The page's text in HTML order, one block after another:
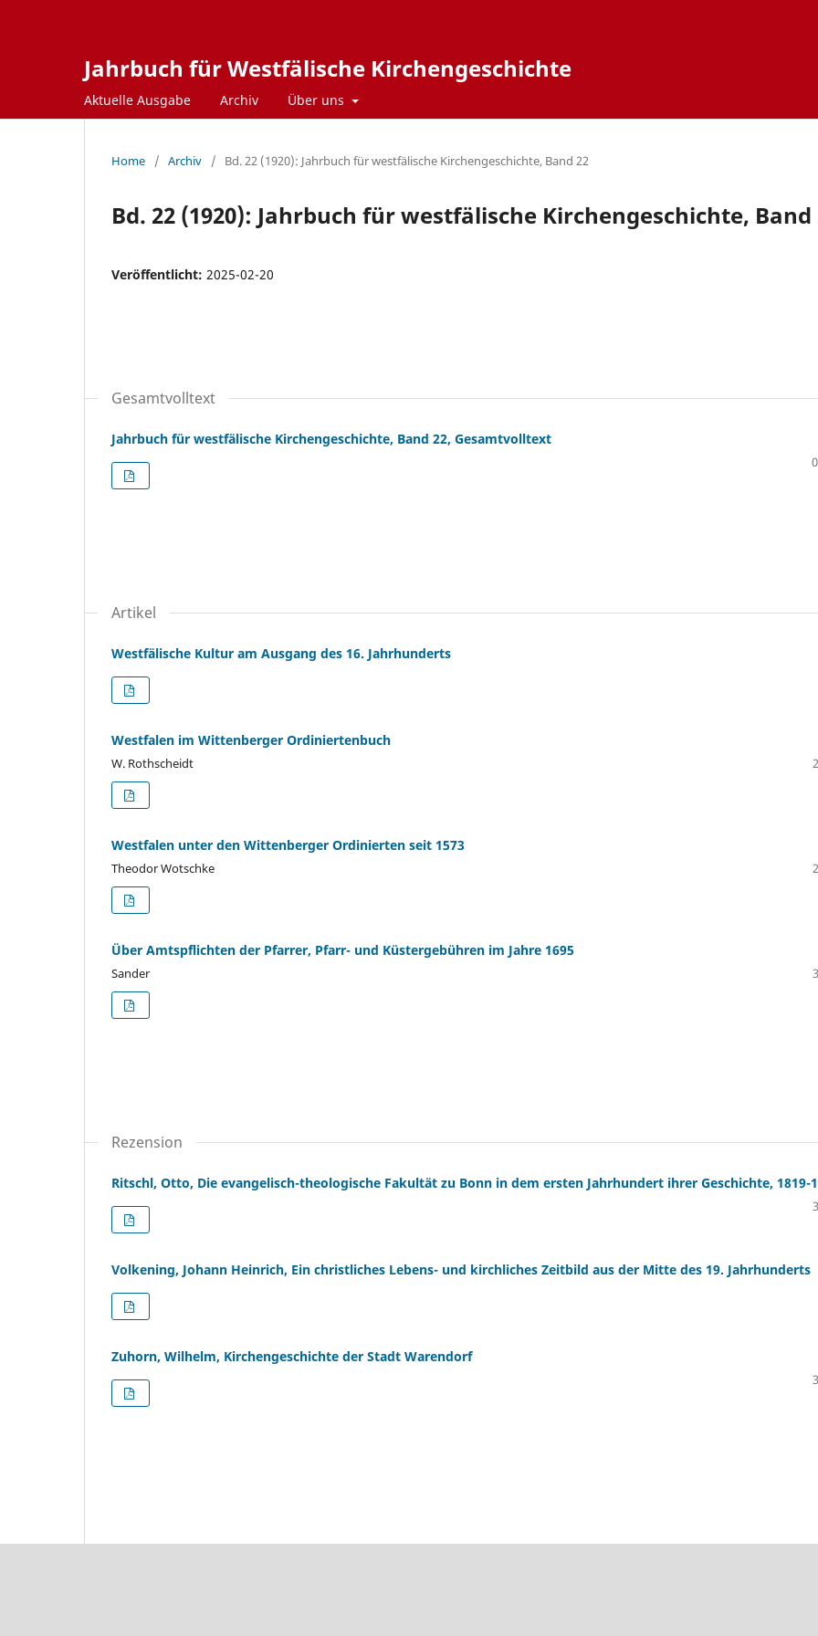
Jahrbuch für Westfälische Kirchengeschichte
Aktuelle Ausgabe Archiv Über uns
Home / Archiv / Bd. 22 (1920): Jahrbuch für westfälische Kirchengeschichte, Band 22
Bd. 22 (1920): Jahrbuch für westfälische Kirchengeschichte, Band
Veröffentlicht: 2025-02-20
Gesamtvolltext
Jahrbuch für westfälische Kirchengeschichte, Band 22, Gesamtvolltext
Artikel
Westfälische Kultur am Ausgang des 16. Jahrhunderts
Westfalen im Wittenberger Ordiniertenbuch
W. Rothscheidt
Westfalen unter den Wittenberger Ordinierten seit 1573
Theodor Wotschke
Über Amtspflichten der Pfarrer, Pfarr- und Küstergebühren im Jahre 1695
Sander
Rezension
Ritschl, Otto, Die evangelisch-theologische Fakultät zu Bonn in dem ersten Jahrhundert ihrer Geschichte, 1819-
Volkening, Johann Heinrich, Ein christliches Lebens- und kirchliches Zeitbild aus der Mitte des 19. Jahrhunderts
Zuhorn, Wilhelm, Kirchengeschichte der Stadt Warendorf